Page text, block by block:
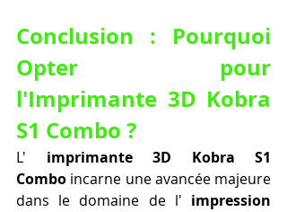
Conclusion : Pourquoi
Opter pour
l'Imprimante 3D Kobra
S1 Combo ?
L' imprimante 3D Kobra S1
Combo incarne une avancée majeure
dans le domaine de l' impression